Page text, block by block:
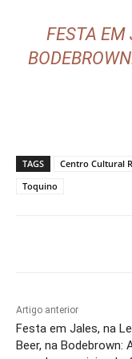
FESTA EM
TAGS Centro Cultural
Toquino
Artigo anterior
Festa em Jales, na
Beer, na Bodebrown: